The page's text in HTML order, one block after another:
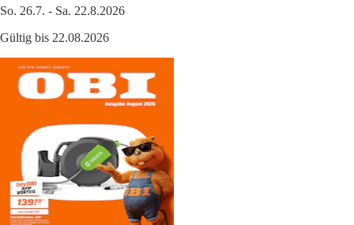
So. 26.7. - Sa. 22.8.2026
Gültig bis 22.08.2026